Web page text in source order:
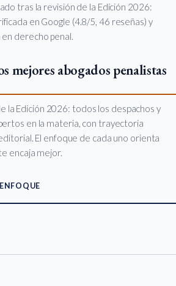
tras la revisión de la Edición 2026:
en Google (4.8/5, 46 reseñas) y
derecho penal.
mejores abogados penalistas
la Edición 2026: todos los despachos y
en la materia, con trayectoria
El enfoque de cada uno orienta
encaja mejor.
ENFOQUE